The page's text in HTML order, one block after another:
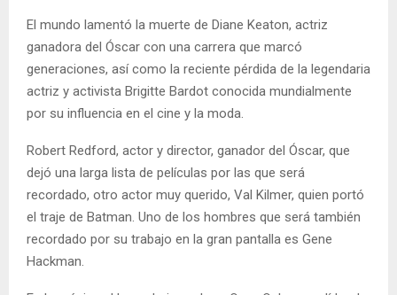
El mundo lamentó la muerte de Diane Keaton, actriz
ganadora del Óscar con una carrera que marcó
generaciones, así como la reciente pérdida de la legendaria
actriz y activista Brigitte Bardot conocida mundialmente
por su influencia en el cine y la moda.
Robert Redford, actor y director, ganador del Óscar, que
dejó una larga lista de películas por las que será
recordado, otro actor muy querido, Val Kilmer, quien portó
el traje de Batman. Uno de los hombres que será también
recordado por su trabajo en la gran pantalla es Gene
Hackman.